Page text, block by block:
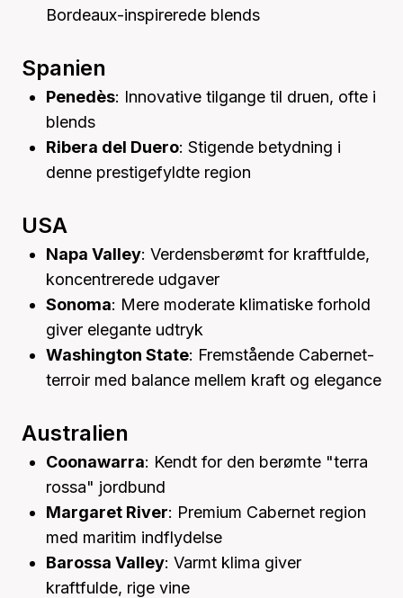
Bordeaux-inspirerede blends
Spanien
Penedès: Innovative tilgange til druen, ofte i
blends
Ribera del Duero: Stigende betydning i
denne prestigefyldte region
USA
Napa Valley: Verdensberømt for kraftfulde,
koncentrerede udgaver
Sonoma: Mere moderate klimatiske forhold
giver elegante udtryk
Washington State: Fremstående Cabernet-
terroir med balance mellem kraft og elegance
Australien
Coonawarra: Kendt for den berømte "terra
rossa" jordbund
Margaret River: Premium Cabernet region
med maritim indflydelse
Barossa Valley: Varmt klima giver
kraftfulde, rige vine